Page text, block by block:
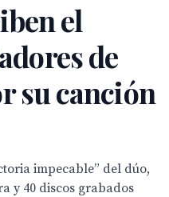
el
de
su canción
impecable” del dúo,
y 40 discos grabados